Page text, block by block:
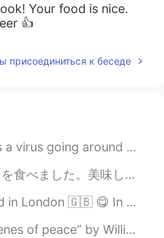
Your food is nice.
👍
で飲む.
出るはダメ なので、金
人で飲む.
присоединиться к беседе
wanted to say stay safe. Stay strong China. ...
ついて教えて行きたいです 以下の形で使われる! I will go to America next y...
many new Korean restaurants have opened in Lon...
Bowles. COME to these scenes of peace, Where, t...